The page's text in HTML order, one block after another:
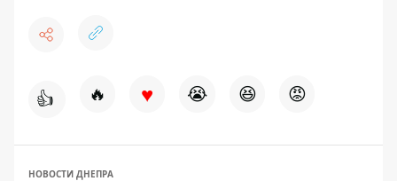
👍 🔥 ♥ 😭 😆 😡
НОВОСТИ ДНЕПРА